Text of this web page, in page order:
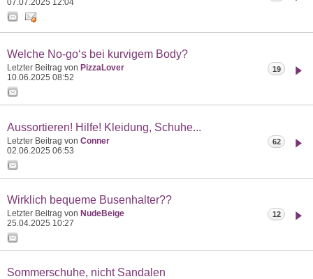
07.07.2025 12:04
Welche No-go‘s bei kurvigem Body?
Letzter Beitrag von PizzaLover
10.06.2025 08:52
19
Aussortieren! Hilfe! Kleidung, Schuhe...
Letzter Beitrag von Conner
02.06.2025 06:53
62
Wirklich bequeme Busenhalter??
Letzter Beitrag von NudeBeige
25.04.2025 10:27
12
Sommerschuhe, nicht Sandalen